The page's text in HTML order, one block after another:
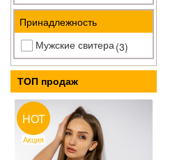
Принадлежность
Мужские свитера(3)
ТОП продаж
HOT
Акция